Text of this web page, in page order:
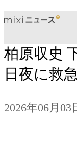
柏原収史
日夜に救
2026年06月03